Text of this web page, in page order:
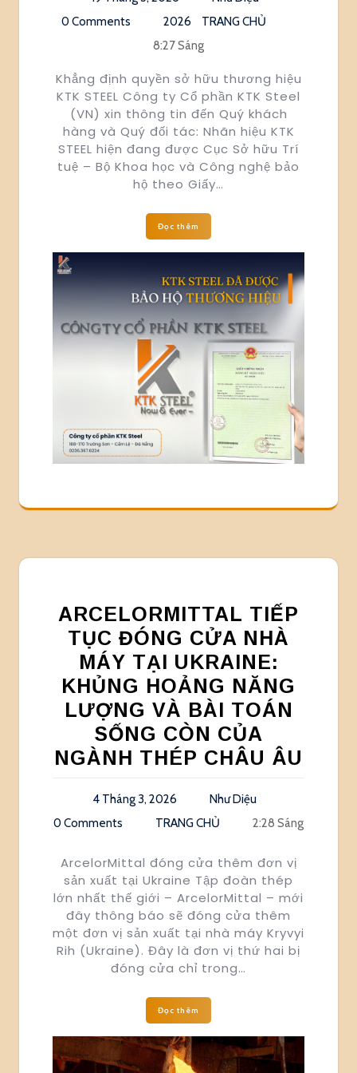
0 Comments
2026
TRANG CHỦ
8:27 Sáng
Khẳng định quyền sở hữu thương hiệu
KTK STEEL Công ty Cổ phần KTK Steel
(VN) xin thông tin đến Quý khách
hàng và Quý đối tác: Nhãn hiệu KTK
STEEL hiện đang được Cục Sở hữu Trí
tuệ – Bộ Khoa học và Công nghệ bảo
hộ theo Giấy…
Đọc thêm
ARCELORMITTAL TIẾP
TỤC ĐÓNG CỬA NHÀ
MÁY TẠI UKRAINE:
KHỦNG HOẢNG NĂNG
LƯỢNG VÀ BÀI TOÁN
SỐNG CÒN CỦA
NGÀNH THÉP CHÂU ÂU
4 Tháng 3, 2026
Như Diệu
0 Comments
TRANG CHỦ 2:28 Sáng
ArcelorMittal đóng cửa thêm đơn vị
sản xuất tại Ukraine Tập đoàn thép
lớn nhất thế giới – ArcelorMittal – mới
đây thông báo sẽ đóng cửa thêm
một đơn vị sản xuất tại nhà máy Kryvyi
Rih (Ukraine). Đây là đơn vị thứ hai bị
đóng cửa chỉ trong…
Đọc thêm